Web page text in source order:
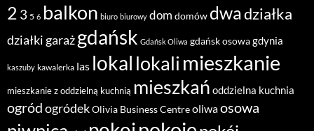
2 3 5 6 balkon biuro biurowy dom domów dwadziałka
działki garażgdańsk Gdańsk Oliwa gdańsk osowagdynia
kaszuby kawalerka las lokal lokalimieszkanie
mieszkanie z oddzielną kuchnią mieszkań oddzielna kuchnia
ogródogródekOlivia Business Centreoliwaosowa